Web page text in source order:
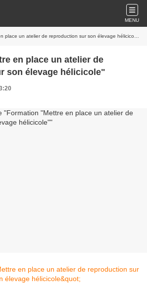
MENU
place un atelier de reproduction sur son élevage hélicicole"
en place un atelier de
son élevage hélicicole"